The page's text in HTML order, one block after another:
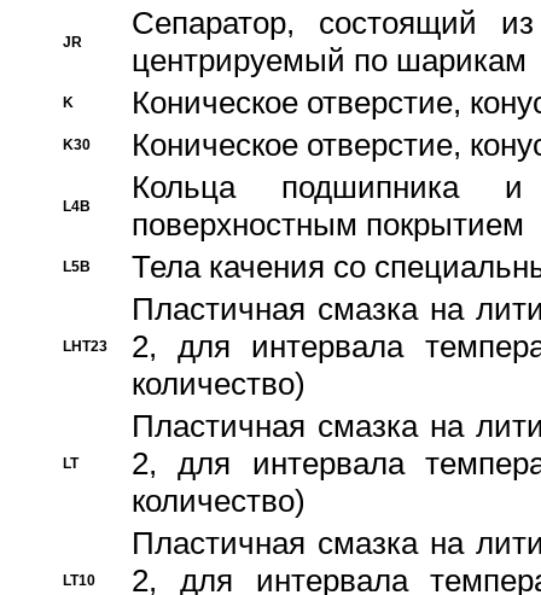
JR
Сепаратор, состоящий
центрируемый по шарикам
K Коническое отверстие,
K30 Коническое отверстие,
L4B
Кольца подшипника
поверхностным покрытием
L5B Тела качения со
LHT23
Пластичная смазка на
2, для интервала
количество)
LT
Пластичная смазка на
2, для интервала
количество)
LT10
Пластичная смазка на
2, для интервала